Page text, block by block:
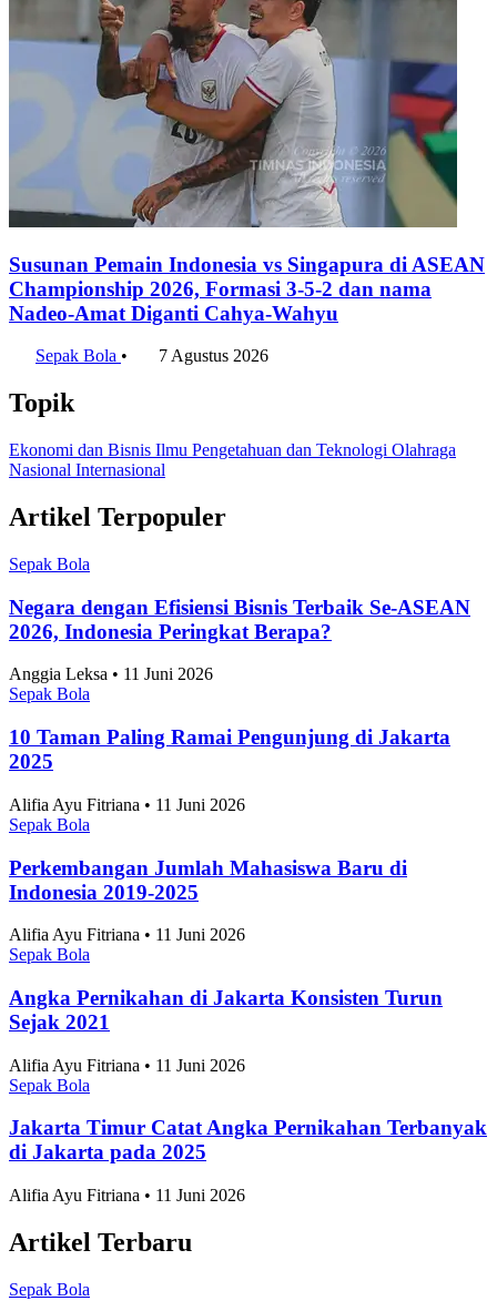
Susunan Pemain Indonesia vs Singapura di ASEAN
Championship 2026, Formasi 3-5-2 dan nama
Nadeo-Amat Diganti Cahya-Wahyu
Sepak Bola • 7 Agustus 2026
Topik
Ekonomi dan Bisnis Ilmu Pengetahuan dan Teknologi Olahraga
Nasional Internasional
Artikel Terpopuler
Sepak Bola
Negara dengan Efisiensi Bisnis Terbaik Se-ASEAN
2026, Indonesia Peringkat Berapa?
Anggia Leksa • 11 Juni 2026
Sepak Bola
10 Taman Paling Ramai Pengunjung di Jakarta
2025
Alifia Ayu Fitriana • 11 Juni 2026
Sepak Bola
Perkembangan Jumlah Mahasiswa Baru di
Indonesia 2019-2025
Alifia Ayu Fitriana • 11 Juni 2026
Sepak Bola
Angka Pernikahan di Jakarta Konsisten Turun
Sejak 2021
Alifia Ayu Fitriana • 11 Juni 2026
Sepak Bola
Jakarta Timur Catat Angka Pernikahan Terbanyak
di Jakarta pada 2025
Alifia Ayu Fitriana • 11 Juni 2026
Artikel Terbaru
Sepak Bola